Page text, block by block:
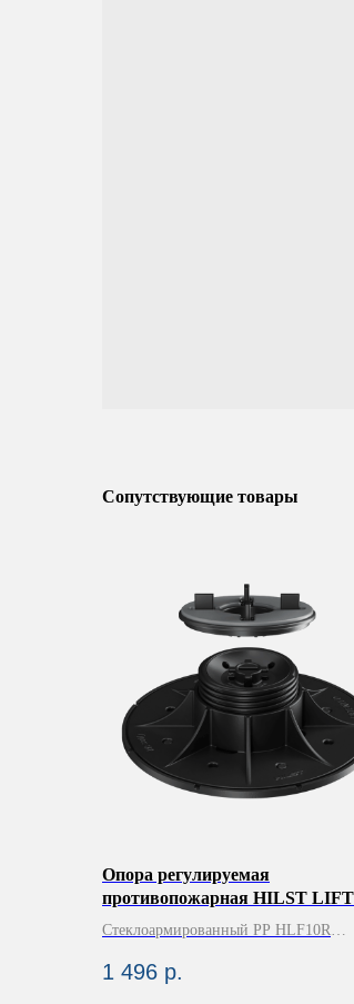
Сопутствующие товары
Опора регулируемая
противопожарная HILST
Стеклоармированный PP HLF10R
1 496 р.